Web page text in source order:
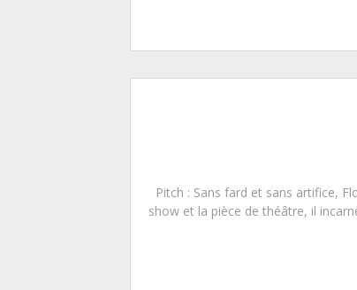
Pitch : Sans fard et sans artifice,
show et la pièce de théâtre, il